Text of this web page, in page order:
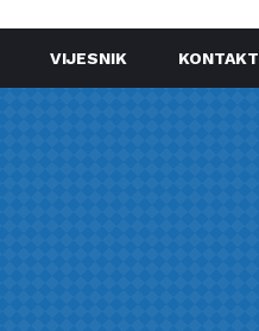
VIJESNIK KONTAKT